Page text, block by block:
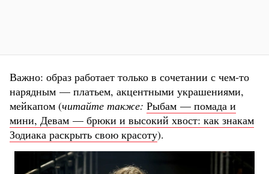
Важно: образ работает только в сочетании с чем-то
нарядным — платьем, акцентными украшениями,
мейкапом (читайте также: Рыбам — помада и
мини, Девам — брюки и высокий хвост: как знакам
Зодиака раскрыть свою красоту).